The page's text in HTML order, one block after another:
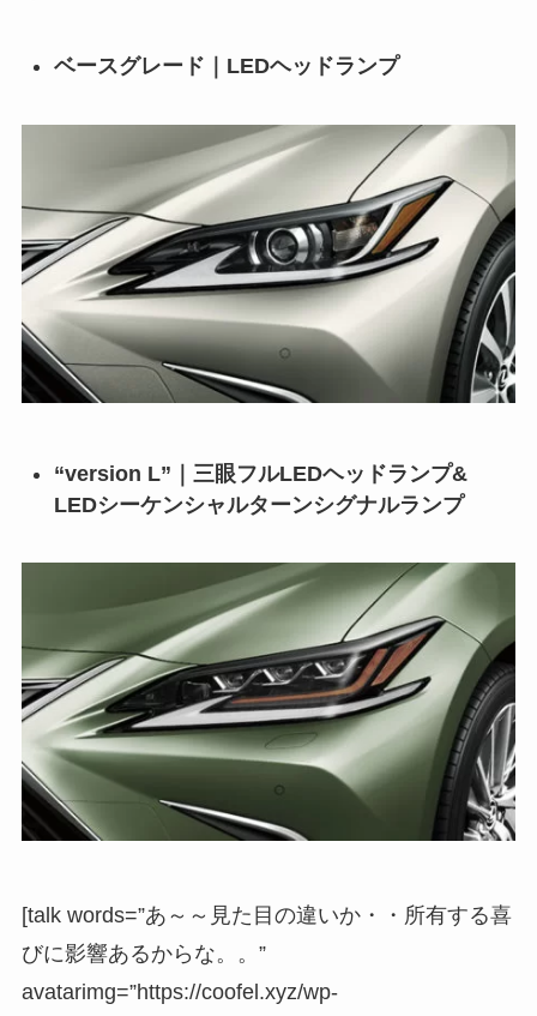
ベースグレード｜LEDヘッドランプ
“version L”｜三眼フルLEDヘッドランプ&
LEDシーケンシャルターンシグナルランプ
[talk words=”あ～～見た目の違いか・・所有する喜
びに影響あるからな。。”
avatarimg=”https://coofel.xyz/wp-